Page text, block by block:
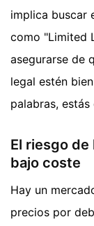
implica buscar
como "Limited
asegurarse de
legal estén
palabras,
El riesgo
bajo coste
Hay un
precios por